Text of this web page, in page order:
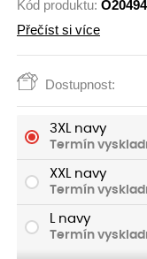
Kód produktu:
Přečíst si více
Dostupnost:
3XL navy
Termín
XXL navy
Termín
L navy
Termín